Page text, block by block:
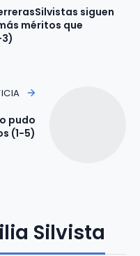
siguen
méritos que
pudo
(1-5)
Silvista